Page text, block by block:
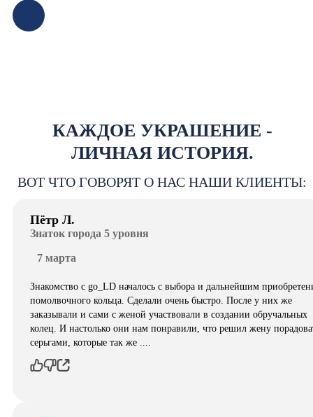
КАЖДОЕ УКРАШЕНИЕ -
ЛИЧНАЯ ИСТОРИЯ.
ВОТ ЧТО ГОВОРЯТ О НАС НАШИ КЛИЕНТЫ:
Пётр Л.
Знаток города 5 уровня
7 марта
Знакомство с go_LD началось с выбора и дальнейшим
помолвочного кольца. Сделали очень быстро. После у них же
заказывали и сами с женой участвовали в создании обручальных
колец. И настолько они нам понравили, что решил жену
серьгами, которые так же ....